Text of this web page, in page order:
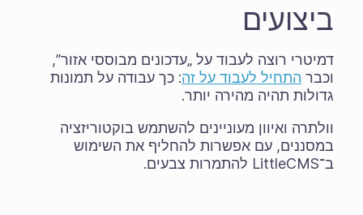
ביצועים
דמיטרי רוצה לעבוד על „עדכונים מבוססי אזור”,
וכבר התחיל לעבוד על זה: כך עבודה על תמונות
גדולות תהיה מהירה יותר.
וולתרה ואיוון מעוניינים להשתמש בוקטוריזציה
במסננים, עם אפשרות להחליף את השימוש
ב־LittleCMS להתמרות צבעים.